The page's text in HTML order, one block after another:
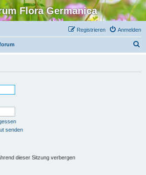
Flora Germanica
Anmelden
Registrieren
senden
dieser Sitzung verbergen